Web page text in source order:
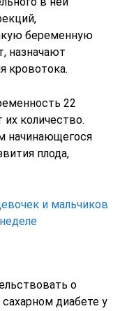
беременную
назначают
кровотока.
22
их количество.
начинающегося
плода,
и мальчиков
о
диабете у